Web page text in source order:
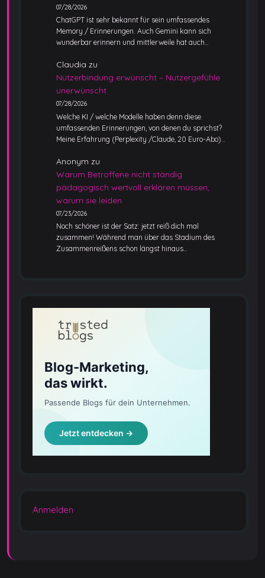
07/28/2026
ChatGPT ist sehr bekannt für sein umfassendes
Memory / Erinnerungen. Auch Gemini kann sich
wunderbar erinnern und mittlerweile hat auch…
Claudia zu
Nutzerbindung erwünscht – Nutzergefühle
unerwünscht
07/28/2026
Welche KI / welche Modelle haben denn diese
umfassenden Erinnerungen, von denen du sprichst?
Meine Erfahrung (Perplexity /Claude, 20 Euro-Abo)…
Anonym zu
Warum Betroffene nicht ständig
pädagogisch wertvoll erklären müssen,
warum sie leiden
07/23/2026
Noch schöner ist der Satz: jetzt reiß dich mal
zusammen! Während man über das Stadium des
Zusammenreißens schon längst hinaus…
Anmelden